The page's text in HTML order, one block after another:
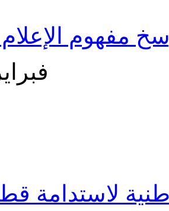
مفهوم
05 فبراير
لاستدامة